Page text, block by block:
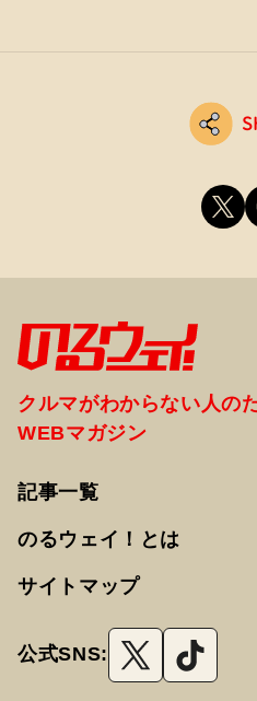
クルマがわからない人の
WEBマガジン
記事一覧
のるウェイ！とは
サイトマップ
公式SNS: